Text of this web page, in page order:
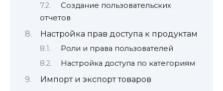
Создание пользовательских
отчетов
Настройка прав доступа к продуктам
Роли и права пользователей
Настройка доступа по категориям
Импорт и экспорт товаров